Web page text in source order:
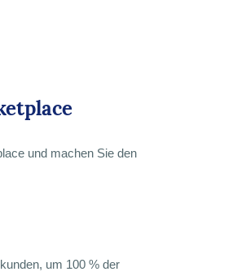
und machen Sie den
um 100 % der